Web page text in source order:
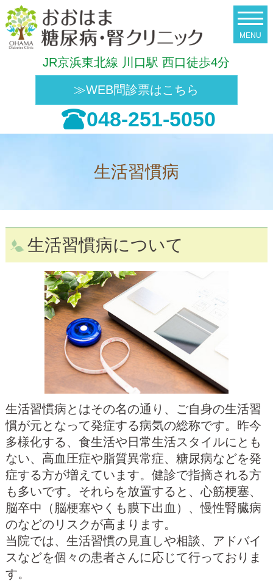
JR京浜東北線 川口駅 西口徒歩4分
≫WEB問診票はこちら
048-251-5050
生活習慣病
生活習慣病について
生活習慣病とはその名の通り、ご自身の生活習
慣が元となって発症する病気の総称です。昨今
多様化する、食生活や日常生活スタイルにとも
ない、高血圧症や脂質異常症、糖尿病などを発
症する方が増えています。健診で指摘される方
も多いです。それらを放置すると、心筋梗塞、
脳卒中（脳梗塞やくも膜下出血）、慢性腎臓病
のなどのリスクが高まります。
当院では、生活習慣の見直しや相談、アドバイ
スなどを個々の患者さんに応じて行っておりま
す。